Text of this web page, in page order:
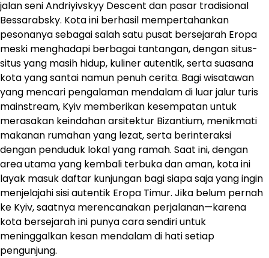
jalan seni Andriyivskyy Descent dan pasar tradisional
Bessarabsky. Kota ini berhasil mempertahankan
pesonanya sebagai salah satu pusat bersejarah Eropa
meski menghadapi berbagai tantangan, dengan situs-
situs yang masih hidup, kuliner autentik, serta suasana
kota yang santai namun penuh cerita. Bagi wisatawan
yang mencari pengalaman mendalam di luar jalur turis
mainstream, Kyiv memberikan kesempatan untuk
merasakan keindahan arsitektur Bizantium, menikmati
makanan rumahan yang lezat, serta berinteraksi
dengan penduduk lokal yang ramah. Saat ini, dengan
area utama yang kembali terbuka dan aman, kota ini
layak masuk daftar kunjungan bagi siapa saja yang ingin
menjelajahi sisi autentik Eropa Timur. Jika belum pernah
ke Kyiv, saatnya merencanakan perjalanan—karena
kota bersejarah ini punya cara sendiri untuk
meninggalkan kesan mendalam di hati setiap
pengunjung.